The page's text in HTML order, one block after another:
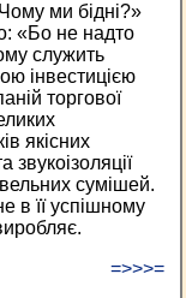
ми бідні?»
«Бо не надто
служить
інвестицією
торгової
якісних
звукоізоляції
сумішей.
в її успішному
=>>>=